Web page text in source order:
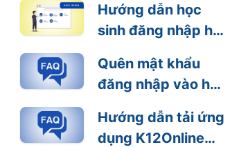
Hướng dẫn học
sinh đăng nhập hệ
Quên mật khẩu
đăng nhập vào hệ
Hướng dẫn tải ứng
dụng K12Online